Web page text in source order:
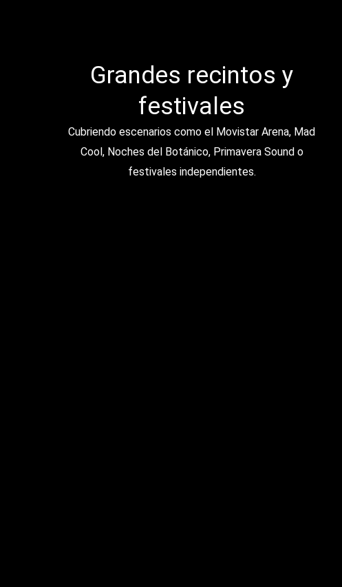
Grandes recintos y
festivales
Cubriendo escenarios como el Movistar Arena, Mad
Cool, Noches del Botánico, Primavera Sound o
festivales independientes.